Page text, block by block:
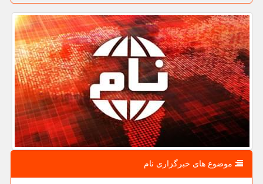
موضوع های خبرگزاری نام